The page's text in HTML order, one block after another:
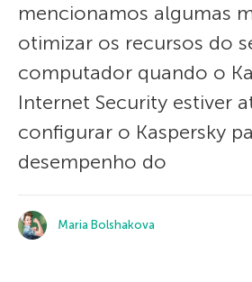
mencionamos algumas
otimizar os recursos do
computador quando o
Internet Security estiver
configurar o Kaspersky
desempenho do
Maria Bolshakova